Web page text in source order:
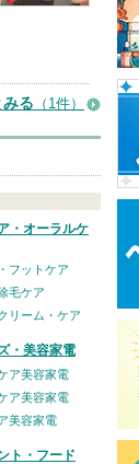
る （1件）
・オーラルケ
フットケア
毛ケア
リーム・ケア
・美容家電
ア美容家電
ア美容家電
美容家電
ト・フード